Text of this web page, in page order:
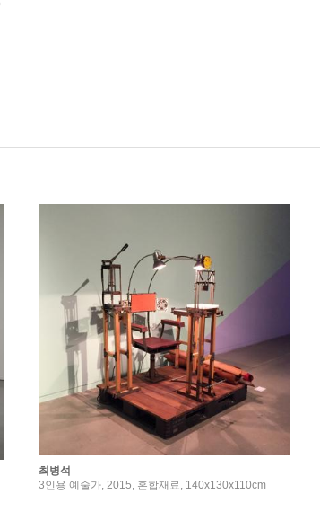
최병석
3인용 예술가, 2015, 혼합재료, 140x130x110cm